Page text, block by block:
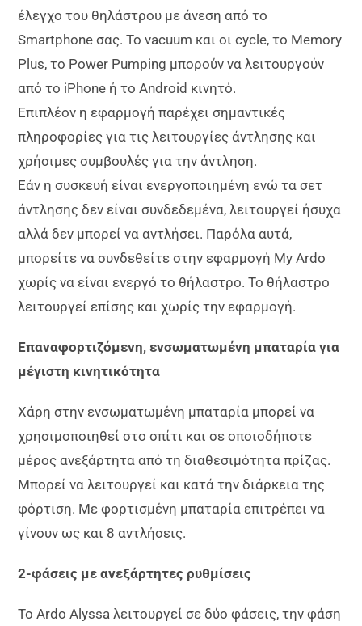
έλεγχο του θηλάστρου με άνεση από το
Smartphone σας. To vacuum και οι cycle, το Memory
Plus, το Power Pumping μπορούν να λειτουργούν
από το iPhone ή το Android κινητό.
Επιπλέον η εφαρμογή παρέχει σημαντικές
πληροφορίες για τις λειτουργίες άντλησης και
χρήσιμες συμβουλές για την άντληση.
Εάν η συσκευή είναι ενεργοποιημένη ενώ τα σετ
άντλησης δεν είναι συνδεδεμένα, λειτουργεί ήσυχα
αλλά δεν μπορεί να αντλήσει. Παρόλα αυτά,
μπορείτε να συνδεθείτε στην εφαρμογή My Ardo
χωρίς να είναι ενεργό το θήλαστρο. Το θήλαστρο
λειτουργεί επίσης και χωρίς την εφαρμογή.
Επαναφορτιζόμενη, ενσωματωμένη μπαταρία για
μέγιστη κινητικότητα
Χάρη στην ενσωματωμένη μπαταρία μπορεί να
χρησιμοποιηθεί στο σπίτι και σε οποιοδήποτε
μέρος ανεξάρτητα από τη διαθεσιμότητα πρίζας.
Μπορεί να λειτουργεί και κατά την διάρκεια της
φόρτιση. Με φορτισμένη μπαταρία επιτρέπει να
γίνουν ως και 8 αντλήσεις.
2-φάσεις με ανεξάρτητες ρυθμίσεις
Το Ardo Alyssa λειτουργεί σε δύο φάσεις, την φάση